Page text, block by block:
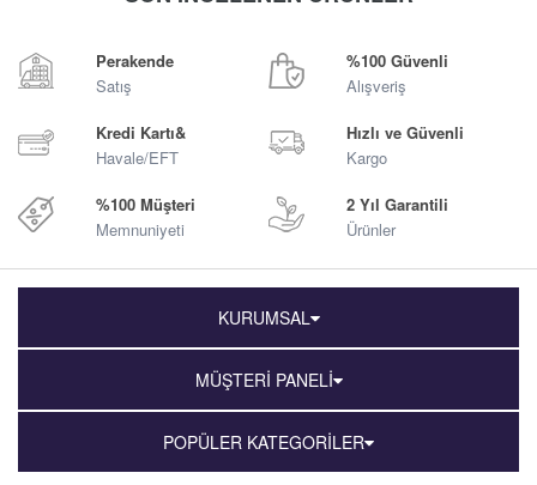
Perakende
Satış
%100 Güvenli
Alışveriş
Kredi Kartı&
Havale/EFT
Hızlı ve Güvenli
Kargo
%100 Müşteri
Memnuniyeti
2 Yıl Garantili
Ürünler
KURUMSAL
MÜŞTERİ PANELİ
POPÜLER KATEGORİLER